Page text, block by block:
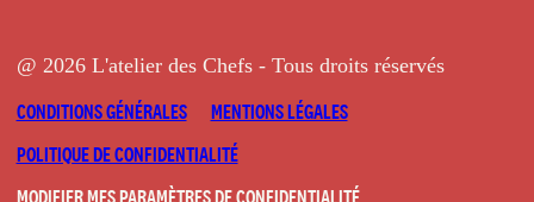
@ 2026 L'atelier des Chefs - Tous droits réservés
CONDITIONS GÉNÉRALES
MENTIONS LÉGALES
POLITIQUE DE CONFIDENTIALITÉ
MODIFIER MES PARAMÈTRES DE CONFIDENTIALITÉ